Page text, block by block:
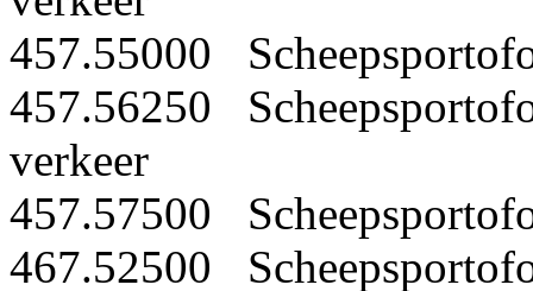
457.55000
457.56250
verkeer
457.57500
467.52500